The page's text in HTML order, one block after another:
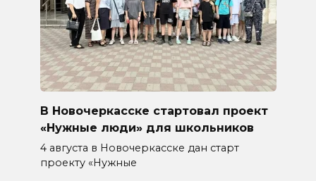
В Новочеркасске стартовал проект
«Нужные люди» для школьников
4 августа в Новочеркасске дан старт
проекту «Нужные